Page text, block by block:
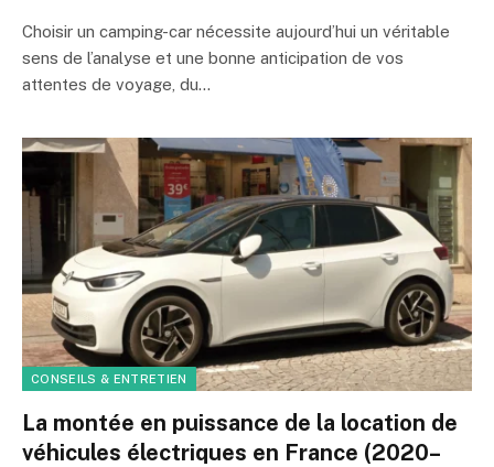
Choisir un camping-car nécessite aujourd’hui un véritable
sens de l’analyse et une bonne anticipation de vos
attentes de voyage, du…
CONSEILS & ENTRETIEN
La montée en puissance de la location de
véhicules électriques en France (2020–